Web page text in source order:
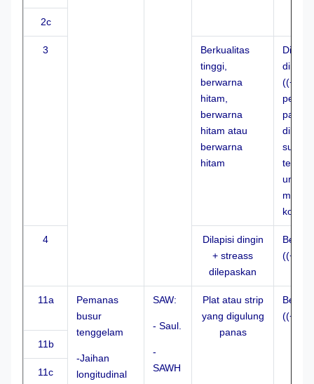
2c
3
Berkualitas
tinggi,
berwarna
hitam,
berwarna
hitam atau
berwarna
hitam
dingin
panas
suhu
untuk
4
Dilapisi dingin
+ streass
dilepaskan
11a
Pemanas
busur
tenggelam
-Jaihan
longitudinal
SAW:
- Saul.
-
SAWH
Plat atau strip
yang digulung
panas
11b
11c